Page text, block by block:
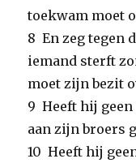
toekwam moet
8 En zeg tegen
iemand sterft
moet zijn bezit
9 Heeft hij
aan zijn broers
10 Heeft hij